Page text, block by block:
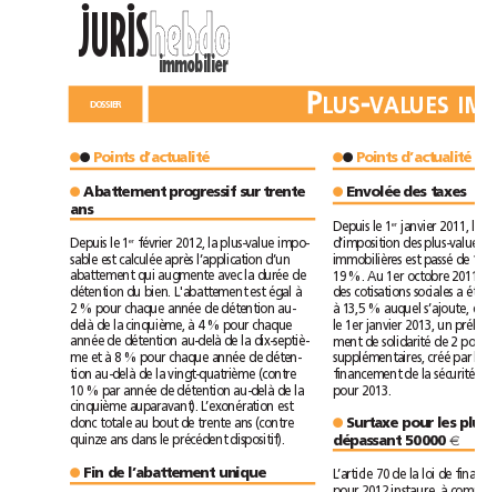
●● Points d’actualité
●
Abattement progressif sur trente
ans
Depuis le 1 er
février 2012, la plus-value impo-
sable est calculée après l’application d’un
abattement qui augmente avec la durée de
détention du bien. L'abattement est égal à
2% pour chaque année de détention au-
delà de la cinquième, à 4% pour chaque
année de détention au-delà de la dix-septiè-
me et à 8% pour chaque année de déten-
tion au-delà de la vingt-quatrième (contre
10% par année de détention au-delà de la
cinquième auparavant). L’exonération est
donc totale au bout de trente ans (contre
quinze ans dans le précédent dispositif).
● Fin de l’abattement unique
●● Points d’actualité
● Envolée des taxes
Depuis le 1 er
pour 2013.
●
dépassant 50000 €
JURISh
he
eb
bd
do
o
immobilier
••
P
PLL U
US
S-
-V
VA
A L
LU
U E
ES
S IIM
M
D
DO
OS
SS
SIIE
ER
R